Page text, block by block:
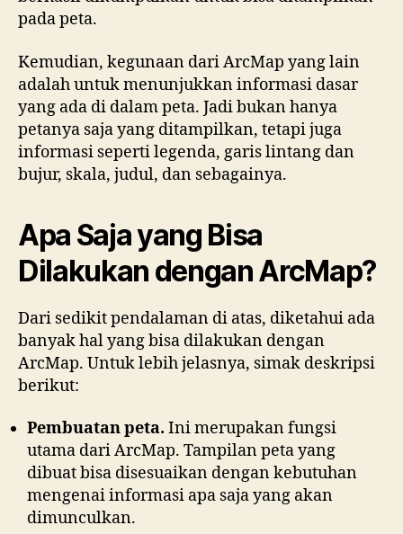
pada peta.
Kemudian, kegunaan dari ArcMap yang lain
adalah untuk menunjukkan informasi dasar
yang ada di dalam peta. Jadi bukan hanya
petanya saja yang ditampilkan, tetapi juga
informasi seperti legenda, garis lintang dan
bujur, skala, judul, dan sebagainya.
Apa Saja yang Bisa
Dilakukan dengan ArcMap?
Dari sedikit pendalaman di atas, diketahui ada
banyak hal yang bisa dilakukan dengan
ArcMap. Untuk lebih jelasnya, simak deskripsi
berikut:
Pembuatan peta. Ini merupakan fungsi
utama dari ArcMap. Tampilan peta yang
dibuat bisa disesuaikan dengan kebutuhan
mengenai informasi apa saja yang akan
dimunculkan.